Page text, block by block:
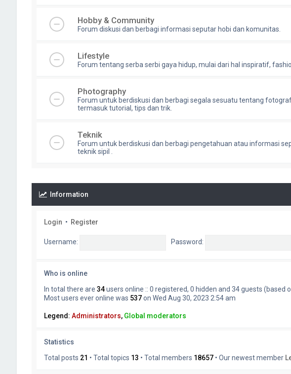
Hobby & Community
Forum diskusi dan berbagi informasi seputar hobi dan komunitas.
Lifestyle
Forum tentang serba serbi gaya hidup, mulai dari hal inspiratif,
Photography
Forum untuk berdiskusi dan berbagi segala sesuatu tentang
termasuk tutorial, tips dan trik.
Teknik
Forum untuk berdiskusi dan berbagi pengetahuan atau informasi
teknik sipil .
Information
Login • Register
Username: Password:
Who is online
In total there are 34users online :: 0 registered, 0 hidden and 34 guests (based
Most users ever online was 537on Wed Aug 30, 2023 2:54 am
Legend: Administrators, Global moderators
Statistics
Total posts 21 • Total topics 13 • Total members 18657• Our newest member